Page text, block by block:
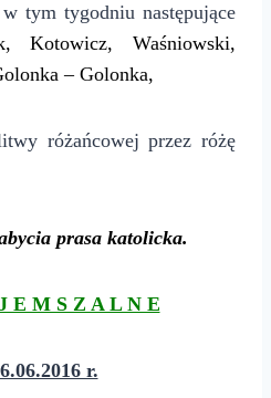
tym tygodniu następujące
Kotowicz, Waśniowski,
– Golonka,
różańcowej przez różę
prasa katolicka.
E M S Z A L N E
r.